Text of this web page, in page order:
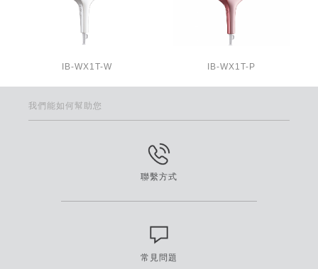
IB-WX1T-W IB-WX1T-P
我們能如何幫助您
聯繫方式
常見問題